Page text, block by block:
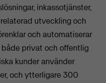
inkassotjänster,
utveckling och
och automatiserar
privat och offentlig
kunder använder
och ytterligare 300